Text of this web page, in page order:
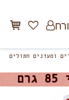
ומעדנים חתולים